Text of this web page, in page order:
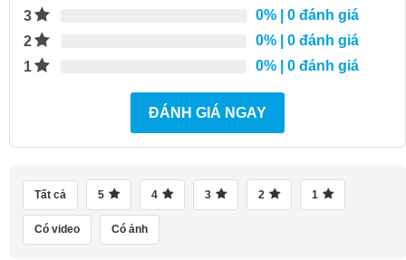
3
0% | 0 đánh giá
2
0% | 0 đánh giá
1
0% | 0 đánh giá
ĐÁNH GIÁ NGAY
Tất cả 5 4 3 2 1
Có video Có ảnh